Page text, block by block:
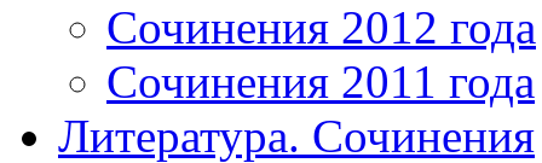
Сочинения 2012 года
Сочинения 2011 года
Литература. Сочинения